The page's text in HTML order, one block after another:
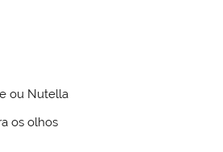
ou Nutella
os olhos